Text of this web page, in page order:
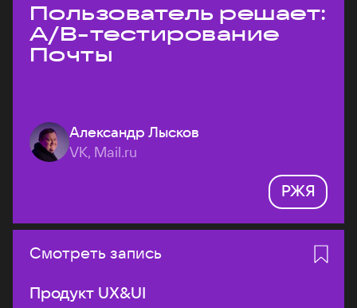
Пользователь решает:
A/B-тестирование
Почты
Александр Лысков
VK, Mail.ru
РЖЯ
Смотреть запись
Продукт UX&UI